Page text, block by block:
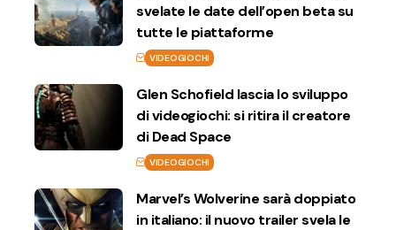
svelate le date dell’open beta su
tutte le piattaforme
VIDEOGIOCHI
Glen Schofield lascia lo sviluppo
di videogiochi: si ritira il creatore
di Dead Space
VIDEOGIOCHI
Marvel’s Wolverine sarà doppiato
in italiano: il nuovo trailer svela le